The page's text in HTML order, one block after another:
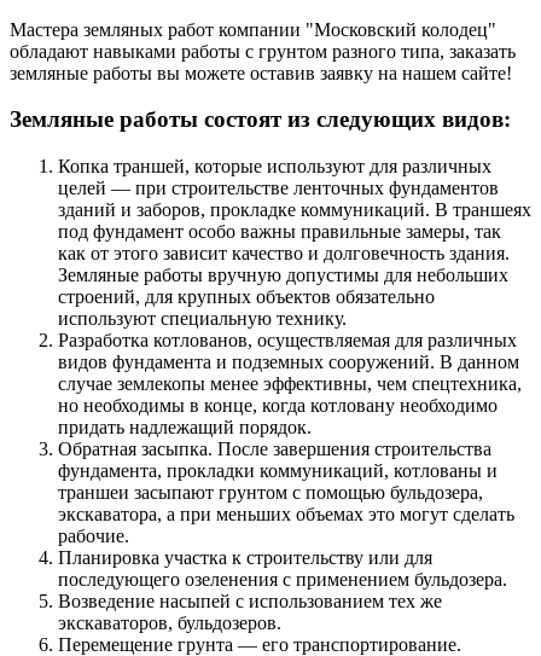
Мастера земляных работ компании "Московский колодец"
обладают навыками работы с грунтом разного типа, заказать
земляные работы вы можете оставив заявку на нашем сайте!
Земляные работы состоят из следующих видов:
Копка траншей, которые используют для различных
целей — при строительстве ленточных фундаментов
зданий и заборов, прокладке коммуникаций. В траншеях
под фундамент особо важны правильные замеры, так
как от этого зависит качество и долговечность здания.
Земляные работы вручную допустимы для небольших
строений, для крупных объектов обязательно
используют специальную технику.
Разработка котлованов, осуществляемая для различных
видов фундамента и подземных сооружений. В данном
случае землекопы менее эффективны, чем спецтехника,
но необходимы в конце, когда котловану необходимо
придать надлежащий порядок.
Обратная засыпка. После завершения строительства
фундамента, прокладки коммуникаций, котлованы и
траншеи засыпают грунтом с помощью бульдозера,
экскаватора, а при меньших объемах это могут сделать
рабочие.
Планировка участка к строительству или для
последующего озеленения с применением бульдозера.
Возведение насыпей с использованием тех же
экскаваторов, бульдозеров.
Перемещение грунта — его транспортирование.